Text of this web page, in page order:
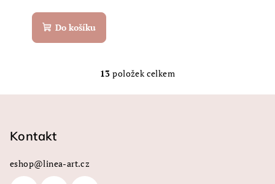
Do košíku
O
v
13 položek celkem
Kontakt
eshop@linea-art.cz